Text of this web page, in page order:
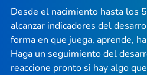
Desde el nacimiento hasta los
alcanzar indicadores del
forma en que juega, aprende,
Haga un seguimiento del
reaccione pronto si hay algo